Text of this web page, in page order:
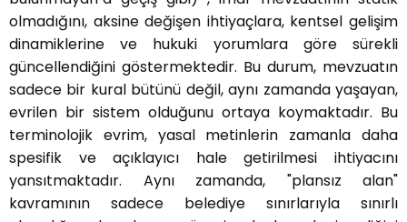
olmadığını, aksine değişen ihtiyaçlara, kentsel gelişim
dinamiklerine ve hukuki yorumlara göre sürekli
güncellendiğini göstermektedir. Bu durum, mevzuatın
sadece bir kural bütünü değil, aynı zamanda yaşayan,
evrilen bir sistem olduğunu ortaya koymaktadır. Bu
terminolojik evrim, yasal metinlerin zamanla daha
spesifik ve açıklayıcı hale getirilmesi ihtiyacını
yansıtmaktadır. Aynı zamanda, "plansız alan"
kavramının sadece belediye sınırlarıyla sınırlı